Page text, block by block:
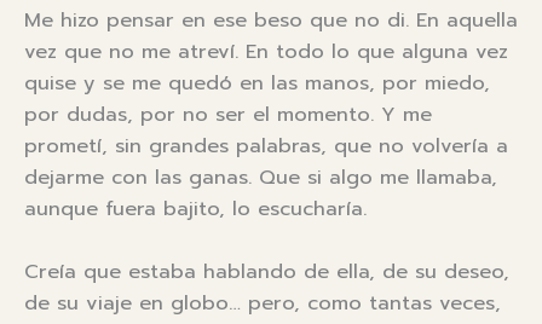
Me hizo pensar en ese beso que no di. En aquella
vez que no me atreví. En todo lo que alguna vez
quise y se me quedó en las manos, por miedo,
por dudas, por no ser el momento. Y me
prometí, sin grandes palabras, que no volvería a
dejarme con las ganas. Que si algo me llamaba,
aunque fuera bajito, lo escucharía.
Creía que estaba hablando de ella, de su deseo,
de su viaje en globo… pero, como tantas veces,